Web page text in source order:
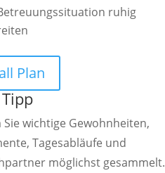
ruhig
Plan
wichtige Gewohnheiten,
Tagesabläufe und
möglichst gesammelt.